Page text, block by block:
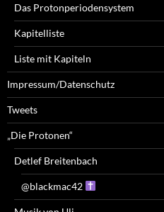
Das Protonperiodensystem
Kapitelliste
Liste mit Kapiteln
Impressum/Datenschutz
Tweets
„Die Protonen“
Detlef Breitenbach
@blackmac42